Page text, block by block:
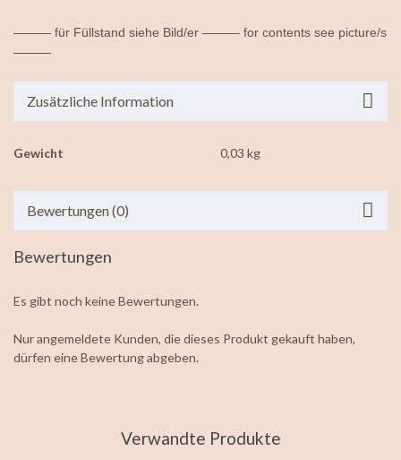
——— für Füllstand siehe Bild/er ——— for contents see picture/s
———
Zusätzliche Information
Gewicht 0,03 kg
Bewertungen (0)
Bewertungen
Es gibt noch keine Bewertungen.
Nur angemeldete Kunden, die dieses Produkt gekauft haben,
dürfen eine Bewertung abgeben.
Verwandte Produkte